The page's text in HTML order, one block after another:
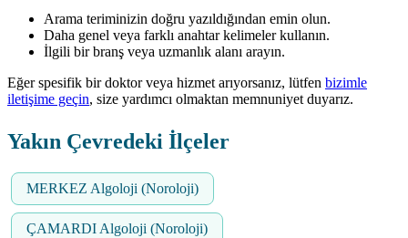
Arama teriminizin doğru yazıldığından emin olun.
Daha genel veya farklı anahtar kelimeler kullanın.
İlgili bir branş veya uzmanlık alanı arayın.
Eğer spesifik bir doktor veya hizmet arıyorsanız, lütfen bizimle
iletişime geçin, size yardımcı olmaktan memnuniyet duyarız.
Yakın Çevredeki İlçeler
MERKEZ Algoloji (Noroloji)
ÇAMARDI Algoloji (Noroloji)